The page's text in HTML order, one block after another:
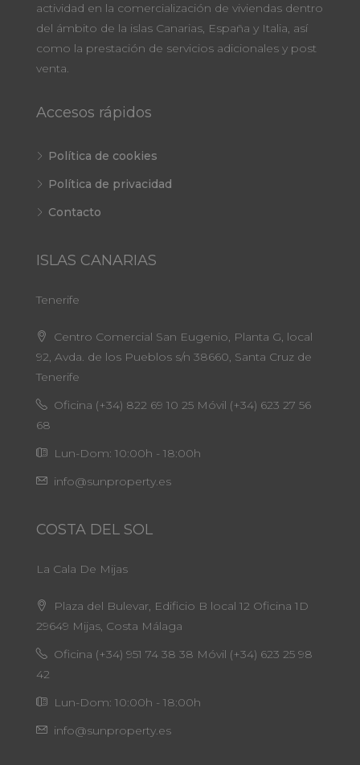
actividad en la comercialización de viviendas dentro
del ámbito de la islas Canarias, España y Italia, así
como la prestación de servicios adicionales y post
venta.
Accesos rápidos
Política de cookies
Política de privacidad
Contacto
ISLAS CANARIAS
Tenerife
Centro Comercial San Eugenio, Planta G, local
92, Avda. de los Pueblos s/n 38660, Santa Cruz de
Tenerife
Oficina (+34) 822 69 10 25 Móvil (+34) 623 27 56
68
Lun-Dom: 10:00h - 18:00h
info@sunproperty.es
COSTA DEL SOL
La Cala De Mijas
Plaza del Bulevar, Edificio B local 12 Oficina 1D
29649 Mijas, Costa Málaga
Oficina (+34) 951 74 38 38 Móvil (+34) 623 25 98
42
Lun-Dom: 10:00h - 18:00h
info@sunproperty.es